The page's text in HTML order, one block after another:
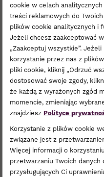
9:00-21:00
Bulodrom
ogólnodostępny
9:00-21:00
punkt wymiany
dorosłych
Sporty wodne
cookie w celach
treści reklamowych do
plików cookie analitycznych i
Jeżeli chcesz zaakceptować
„Zaakceptuj wszystkie”.
korzystanie przez nas z
pliki cookie, kliknij „Odrzuć
dostosować swoje zgody,
że każdą z wyrażonych zgód
momencie, zmieniając
znajdziesz Polityce
Korzystanie z plików cookie
związane jest z
Więcej informacji o
przetwarzaniu Twoich danych
przysługujących Ci